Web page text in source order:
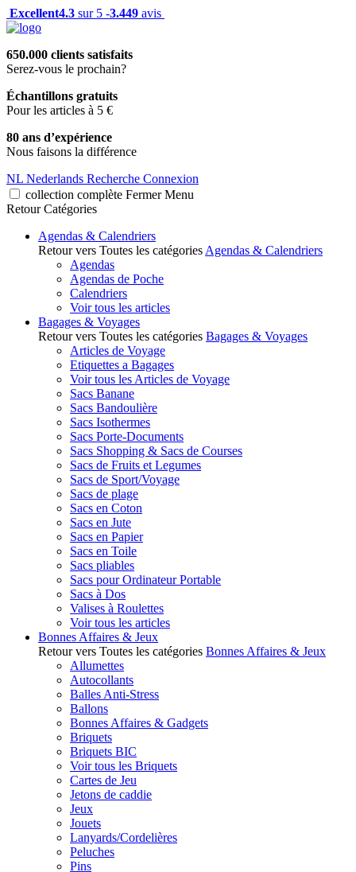
Excellent4.3 sur 5 -3.449 avis
650.000 clients satisfaits
Serez-vous le prochain?
Échantillons gratuits
Pour les articles à 5 €
80 ans d’expérience
Nous faisons la différence
NL Nederlands Recherche Connexion
collection complète Fermer Menu
Retour Catégories
Agendas & Calendriers
Retour vers Toutes les catégories Agendas & Calendriers
Agendas
Agendas de Poche
Calendriers
Voir tous les articles
Bagages & Voyages
Retour vers Toutes les catégories Bagages & Voyages
Articles de Voyage
Etiquettes a Bagages
Voir tous les Articles de Voyage
Sacs Banane
Sacs Bandoulière
Sacs Isothermes
Sacs Porte-Documents
Sacs Shopping & Sacs de Courses
Sacs de Fruits et Legumes
Sacs de Sport/Voyage
Sacs de plage
Sacs en Coton
Sacs en Jute
Sacs en Papier
Sacs en Toile
Sacs pliables
Sacs pour Ordinateur Portable
Sacs à Dos
Valises à Roulettes
Voir tous les articles
Bonnes Affaires & Jeux
Retour vers Toutes les catégories Bonnes Affaires & Jeux
Allumettes
Autocollants
Balles Anti-Stress
Ballons
Bonnes Affaires & Gadgets
Briquets
Briquets BIC
Voir tous les Briquets
Cartes de Jeu
Jetons de caddie
Jeux
Jouets
Lanyards/Cordelières
Peluches
Pins